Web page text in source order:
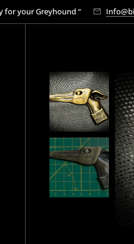
for your Greyhound “